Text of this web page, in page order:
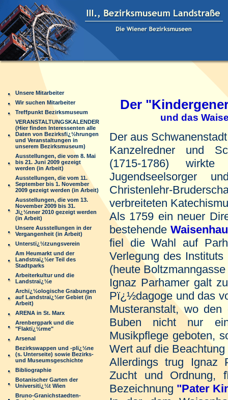
Unsere Mitarbeiter
Wir suchen Mitarbeiter
Treffpunkt Bezirksmuseum
VERANSTALTUNGSKALENDER
(Hier finden Interessenten alle
Daten von Bezirksfï¿½hrungen
und Veranstaltungen in
unserem Bezirksmuseum)
Ausstellungen, die vom 8. Mai
bis 21. Juni 2009 gezeigt
werden (in Arbeit)
Ausstellungen, die vom 11.
September bis 1. November
2009 gezeigt werden (in Arbeit)
Ausstellungen, die vom 13.
November 2009 bis 31.
Jï¿½nner 2010 gezeigt werden
(in Arbeit)
Unsere Ausstellungen in der
Vergangenheit (in Arbeit)
Unterstï¿½tzungsverein
Am Heumarkt und der
Landstraï¿½er Teil des
Stadtparks
Arbeiterkultur und die
Landstraï¿½e
Archï¿½ologische Grabungen
auf Landstraï¿½er Gebiet (in
Arbeit)
ARENA in St. Marx
Arenbergpark und die
"Flaktï¿½rme"
Arsenal
Bezirkswappen und -plï¿½ne
(s. Unterseite) sowie Bezirks-
und Museumsgeschichte
Bibliographie
Botanischer Garten der
Universitï¿½t Wien
Bruno-Granichstaedten-
Der
und das
Der aus
Kanzelredner und
(1715-1786)
Jugendseelsorger
Christenlehr-
verbreiteten
Als 1759 ein neuer
bestehende
fiel die Wahl auf
Verlegung des
(heute
Ignaz Parhamer galt
Pï¿½dagoge und das
Musteranstalt, wo
Buben nicht nur
Musikpflege geboten,
Wert auf die
Allerdings trug Ignaz
Zucht und Ordnung,
Bezeichnung "Pater